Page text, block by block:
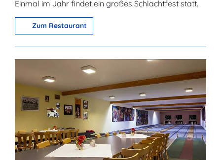
Einmal im Jahr findet ein großes Schlachtfest statt.
Zum Restaurant